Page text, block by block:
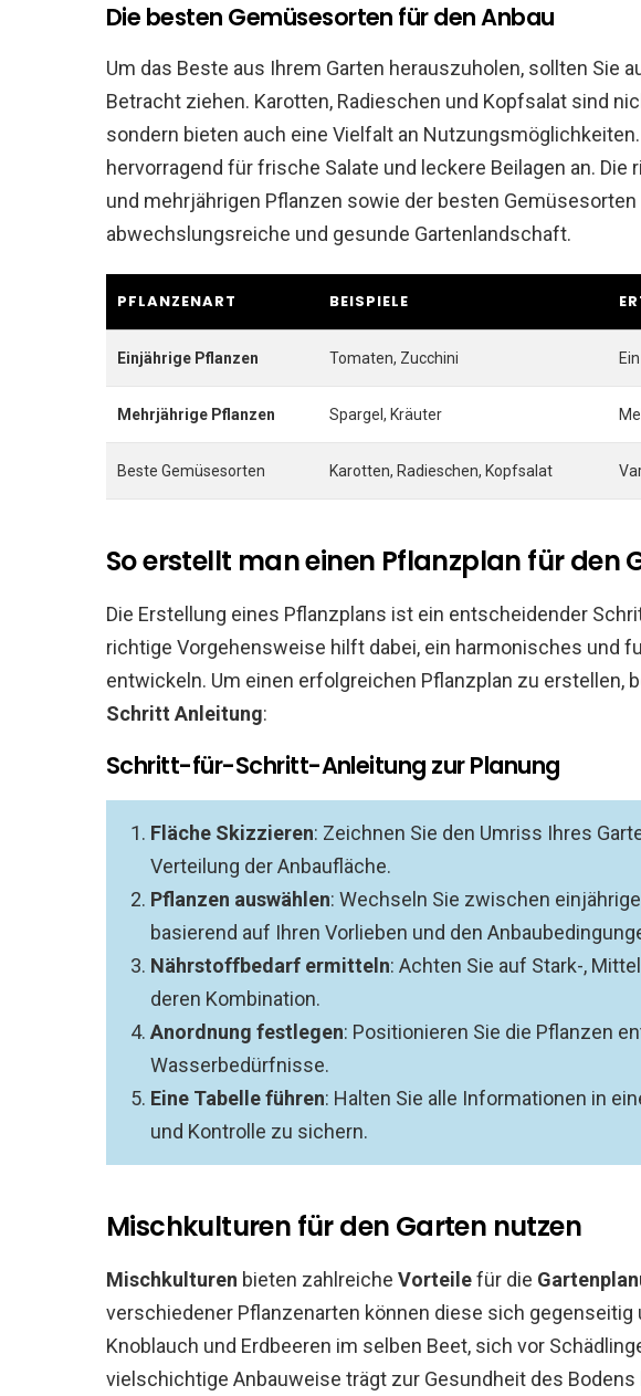
Die besten Gemüsesorten für den Anbau
Um das Beste aus Ihrem Garten herauszuholen, sollten Sie
Betracht ziehen. Karotten, Radieschen und Kopfsalat sind
sondern bieten auch eine Vielfalt an
hervorragend für frische Salate und leckere Beilagen an.
und mehrjährigen Pflanzen sowie der besten
abwechslungsreiche und gesunde Gartenlandschaft.
PFLANZENART BEISPIELE
Einjährige Pflanzen Tomaten, Zucchini
Mehrjährige Pflanzen Spargel, Kräuter
Beste Gemüsesorten Karotten, Radieschen, Kopfsalat
So erstellt man einen Pflanzplan für den
Die Erstellung eines Pflanzplans ist ein entscheidender
richtige Vorgehensweise hilft dabei, ein harmonisches und
entwickeln. Um einen erfolgreichen Pflanzplan zu erstellen,
Schritt Anleitung:
Schritt-für-Schritt-Anleitung zur Planung
Fläche Skizzieren: Zeichnen Sie den Umriss Ihres
Verteilung der Anbaufläche.
Pflanzen auswählen: Wechseln Sie zwischen
basierend auf Ihren Vorlieben und den
Nährstoffbedarf ermitteln: Achten Sie auf Stark-,
deren Kombination.
Anordnung festlegen: Positionieren Sie die Pflanzen
Wasserbedürfnisse.
Eine Tabelle führen: Halten Sie alle Informationen in
und Kontrolle zu sichern.
Mischkulturen für den Garten nutzen
Mischkulturen bieten zahlreiche Vorteilefür die
verschiedener Pflanzenarten können diese sich
Knoblauch und Erdbeeren im selben Beet, sich vor
vielschichtige Anbauweise trägt zur Gesundheit des